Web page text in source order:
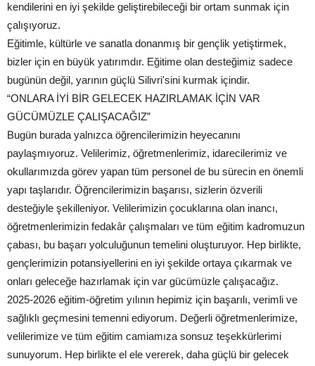
kendilerini en iyi şekilde geliştirebileceği bir ortam sunmak için
çalışıyoruz.
Eğitimle, kültürle ve sanatla donanmış bir gençlik yetiştirmek,
bizler için en büyük yatırımdır. Eğitime olan desteğimiz sadece
bugünün değil, yarının güçlü Silivri'sini kurmak içindir.
“ONLARA İYİ BİR GELECEK HAZIRLAMAK İÇİN VAR
GÜCÜMÜZLE ÇALIŞACAĞIZ”
Bugün burada yalnızca öğrencilerimizin heyecanını
paylaşmıyoruz. Velilerimiz, öğretmenlerimiz, idarecilerimiz ve
okullarımızda görev yapan tüm personel de bu sürecin en önemli
yapı taşlarıdır. Öğrencilerimizin başarısı, sizlerin özverili
desteğiyle şekilleniyor. Velilerimizin çocuklarına olan inancı,
öğretmenlerimizin fedakâr çalışmaları ve tüm eğitim kadromuzun
çabası, bu başarı yolculuğunun temelini oluşturuyor. Hep birlikte,
gençlerimizin potansiyellerini en iyi şekilde ortaya çıkarmak ve
onları geleceğe hazırlamak için var gücümüzle çalışacağız.
2025-2026 eğitim-öğretim yılının hepimiz için başarılı, verimli ve
sağlıklı geçmesini temenni ediyorum. Değerli öğretmenlerimize,
velilerimize ve tüm eğitim camiamıza sonsuz teşekkürlerimi
sunuyorum. Hep birlikte el ele vererek, daha güçlü bir gelecek